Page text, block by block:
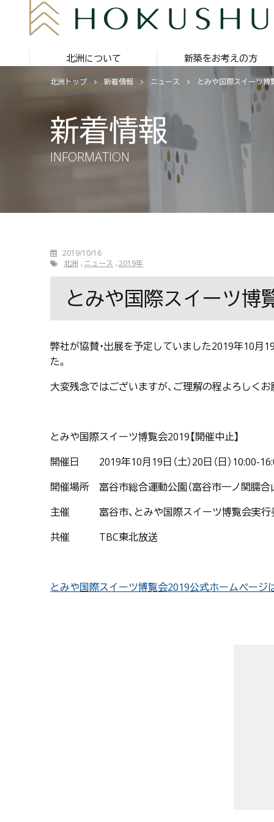
北洲について 新築をお考えの方
北洲トップ 新着情報 ニュース とみや国際スイーツ博
新着情報
INFORMATION
2019/10/16
北洲
ニュース 2019年
とみや国際スイーツ博
弊社が協賛・出展を予定していました2019年10月
た。
大変残念ではございますが、ご理解の程よろしく
とみや国際スイーツ博覧会2019【開催中止】
開催日 2019年10月19日（土）20日（日）10:00-
開催場所 富谷市総合運動公園（富谷市一ノ関臑合
主催 富谷市、とみや国際スイーツ博覧会実行
共催 TBC東北放送
とみや国際スイーツ博覧会2019公式ホームページ